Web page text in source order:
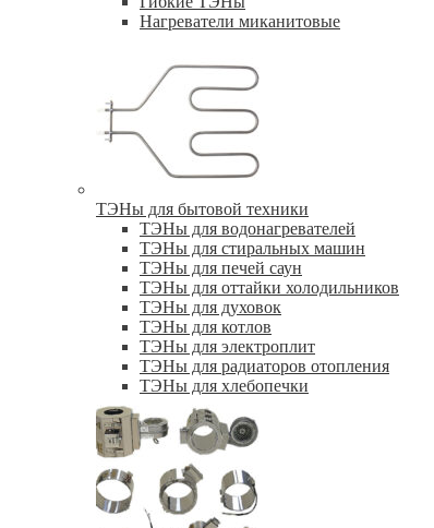
Нагреватели миканитовые
ТЭНы для бытовой техники
ТЭНы для водонагревателей
ТЭНы для стиральных машин
ТЭНы для печей саун
ТЭНы для оттайки холодильников
ТЭНы для духовок
ТЭНы для котлов
ТЭНы для электроплит
ТЭНы для радиаторов отопления
ТЭНы для хлебопечки